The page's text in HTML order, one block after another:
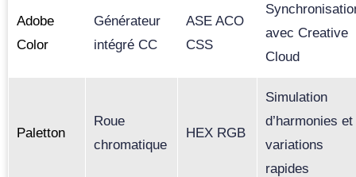
Adobe
Color
Générateur
intégré CC
ASE ACO
CSS
avec Creative
Cloud
Paletton
Roue
chromatique
HEX RGB
Simulation
d’harmonies et
variations
rapides